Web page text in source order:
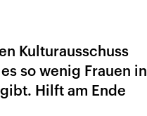
Kulturausschuss
so wenig Frauen in
Hilft am Ende